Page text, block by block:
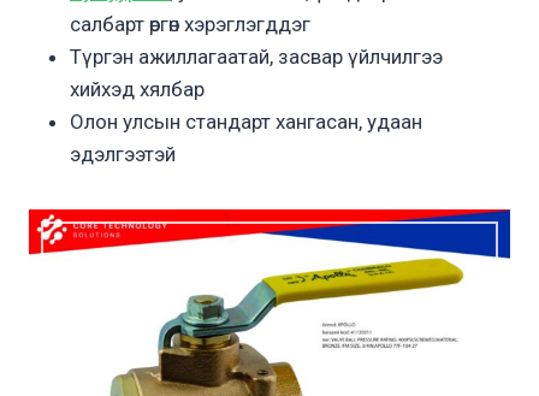
салбарт өргөн хэрэглэгддэг
Түргэн ажиллагаатай, засвар үйлчилгээ
хийхэд хялбар
Олон улсын стандарт хангасан, удаан
эдэлгээтэй